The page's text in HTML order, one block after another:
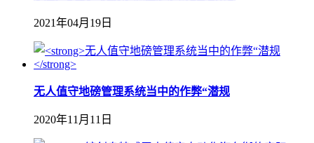
2021年04月19日
无人值守地磅管理系统当中的作弊“潜规
2020年11月11日